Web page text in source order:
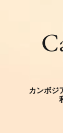
カンボジ